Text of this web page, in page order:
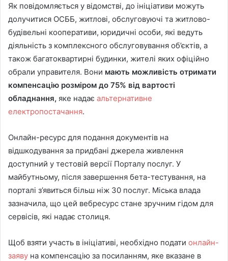
Як повідомляється у відомстві, до ініціативи можуть
долучитися ОСББ, житлові, обслуговуючі та житлово-
будівельні кооперативи, юридичні особи, які ведуть
діяльність з комплексного обслуговування об’єктів, а
також багатоквартирні будинки, жителі яких офіційно
обрали управителя. Вони мають можливість отримати
компенсацію розміром до 75% від вартості
обладнання, яке надає альтернативне
електропостачання.
Онлайн-ресурс для подання документів на
відшкодування за придбані джерела живлення
доступний у тестовій версії Порталу послуг. У
майбутньому, після завершення бета-тестування, на
порталі з’явиться більш ніж 30 послуг. Міська влада
зазначила, що цей вебресурс стане зручним гідом для
сервісів, які надає столиця.
Щоб взяти участь в ініціативі, необхідно подати онлайн-
заяву на компенсацію за посиланням, яке вказане в